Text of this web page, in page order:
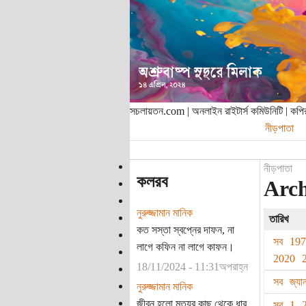
সচলায়তন.com | অনলাইন রাইটার্স কমিউনিটি |
নীড়পাতা
কলরব
নুরুজ্জামান মানিক
কত সস্তা স্বপ্নের দাফন, না
লাগে কফিন না লাগে কাফন।
18/11/2024 - 11:31অপরাহ্ন
নুরুজ্জামান মানিক
জীবন হলো মৃত্যুর কাছ থেকে ধার
নীড়পাতা
তারিখ
সব
2020
সব